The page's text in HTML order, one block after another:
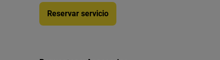
Reservar servicio